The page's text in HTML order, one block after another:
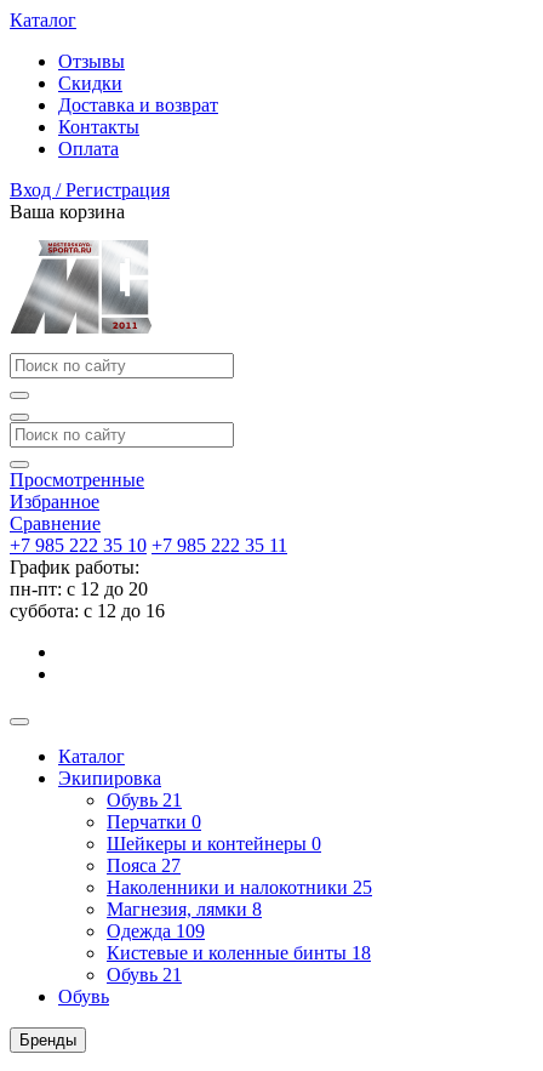
Каталог
Отзывы
Скидки
Доставка и возврат
Контакты
Оплата
Вход / Регистрация
Ваша корзина
Просмотренные
Избранное
Сравнение
+7 985 222 35 10 +7 985 222 35 11
График работы:
пн-пт: с 12 до 20
суббота: c 12 до 16
Каталог
Экипировка
Обувь 21
Перчатки 0
Шейкеры и контейнеры 0
Пояса 27
Наколенники и налокотники 25
Магнезия, лямки 8
Одежда 109
Кистевые и коленные бинты 18
Обувь 21
Обувь
Бренды